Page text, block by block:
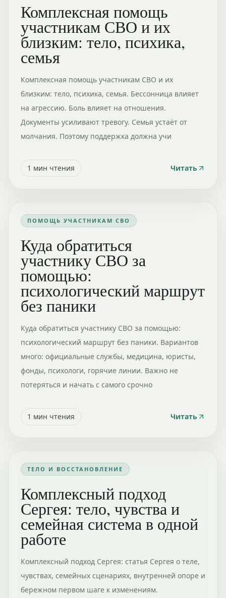
Комплексная помощь
участникам СВО и их
близким: тело, психика,
семья
Комплексная помощь участникам СВО и их
близким: тело, психика, семья. Бессонница влияет
на агрессию. Боль влияет на отношения.
Документы усиливают тревогу. Семья устаёт от
молчания. Поэтому поддержка должна учи
1 мин чтения Читать
ПОМОЩЬ УЧАСТНИКАМ СВО
Куда обратиться
участнику СВО за
помощью:
психологический маршрут
без паники
Куда обратиться участнику СВО за помощью:
психологический маршрут без паники. Вариантов
много: официальные службы, медицина, юристы,
фонды, психологи, горячие линии. Важно не
потеряться и начать с самого срочно
1 мин чтения Читать
ТЕЛО И ВОССТАНОВЛЕНИЕ
Комплексный подход
Сергея: тело, чувства и
семейная система в одной
работе
Комплексный подход Сергея: статья Сергея о теле,
чувствах, семейных сценариях, внутренней опоре и
бережном первом шаге к изменениям.